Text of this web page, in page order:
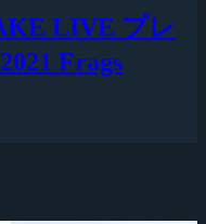
LIVE プレ
Frags